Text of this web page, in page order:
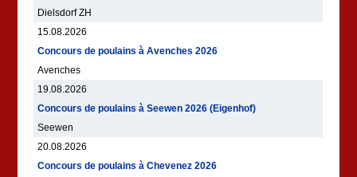
Dielsdorf ZH
15.08.2026
Concours de poulains à Avenches 2026
Avenches
19.08.2026
Concours de poulains à Seewen 2026 (Eigenhof)
Seewen
20.08.2026
Concours de poulains à Chevenez 2026